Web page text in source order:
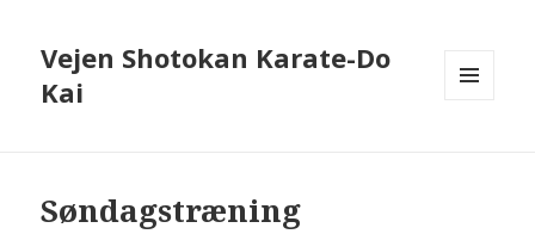
Vejen Shotokan Karate-Do
Kai
Søndagstræning